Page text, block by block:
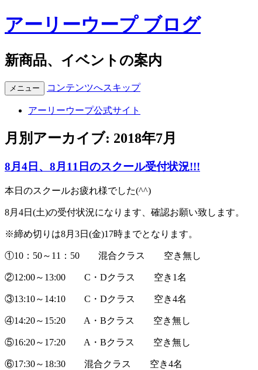
アーリーウープ ブログ
新商品、イベントの案内
メニュー コンテンツへスキップ
アーリーウープ公式サイト
月別アーカイブ: 2018年7月
8月4日、8月11日のスクール受付状況!!!
本日のスクールお疲れ様でした(^^)
8月4日(土)の受付状況になります、確認お願い致します。
※締め切りは8月3日(金)17時までとなります。
①10：50～11：50 混合クラス 空き無し
②12:00～13:00 C・Dクラス 空き1名
③13:10～14:10 C・Dクラス 空き4名
④14:20～15:20 A・Bクラス 空き無し
⑤16:20～17:20 A・Bクラス 空き無し
⑥17:30～18:30 混合クラス 空き4名